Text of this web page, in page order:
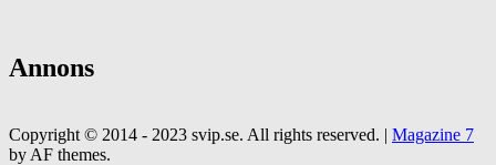
Annons
Copyright © 2014 - 2023 svip.se. All rights reserved. | Magazine 7
by AF themes.